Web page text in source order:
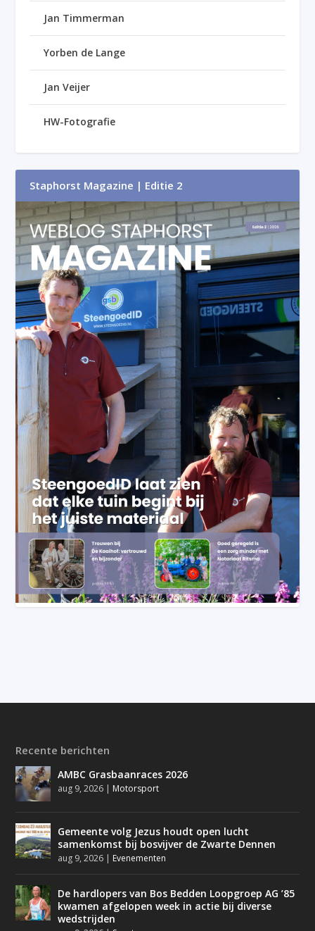
Jan Timmerman
Yorben de Lange
Jan Veijer
HW-Fotografie
Staphorst Magazine | Editie 2
Recente berichten
AMBC Grasbaanraces 2026
aug 9, 2026 | Motorsport
Gemeente volg Jezus houdt open lucht
samenkomst bij bosvijver de Zwarte Dennen
aug 9, 2026 | Evenementen
De hardlopers van Bos Bedden Loopgroep AG ’85
kwamen afgelopen week in actie bij diverse
wedstrijden